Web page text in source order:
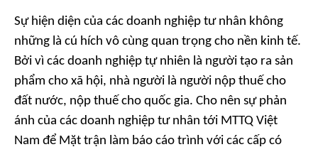
Sự hiện diện của các doanh nghiệp tư nhân không
những là cú hích vô cùng quan trọng cho nền kinh tế.
Bởi vì các doanh nghiệp tự nhiên là người tạo ra sản
phẩm cho xã hội, nhà người là người nộp thuế cho
đất nước, nộp thuế cho quốc gia. Cho nên sự phản
ánh của các doanh nghiệp tư nhân tới MTTQ Việt
Nam để Mặt trận làm báo cáo trình với các cấp có